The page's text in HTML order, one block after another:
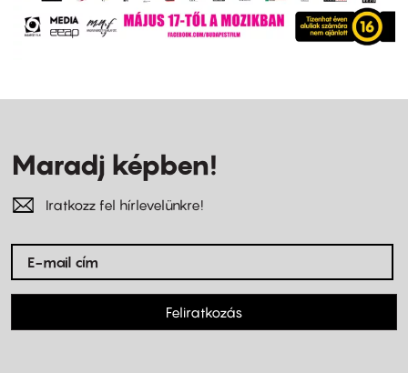
Maradj képben!
Iratkozz fel hírlevelünkre!
Feliratkozás